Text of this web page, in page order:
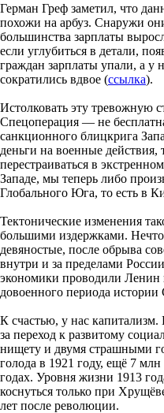
Герман Греф заметил, что
похожи на арбуз. Снаружи
большинства зарплаты
если углубиться в детали,
граждан зарплаты упали, а
сократились вдвое (ссылка).
Истолковать эту тревожную
Спецоперация — не
санкционного блицкрига
деньги на военные
перестраиваться в
Западе, мы теперь либо
Глобального Юга, то есть в
Тектонические изменения
большими издержками.
девяностые, после обрыва
внутри и за пределами
экономики проводили Ленин
довоенного периода
К счастью, у нас
за переход к развитому
нищету и двумя страшными
голода в 1921 году, ещё 7
годах. Уровня жизни 1913
коснуться только при
лет после революции.